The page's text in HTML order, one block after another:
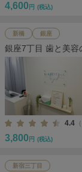
4,600 円 (税込)
新橋 銀座
銀座7丁目 歯と美容
4.4
3,800 円 (税込)
新宿三丁目